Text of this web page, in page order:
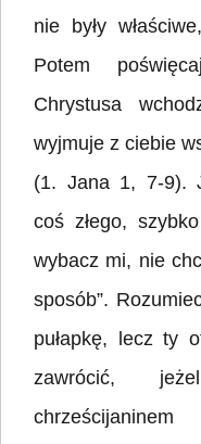
nie były
Potem
Chrystusa
wyjmuje z ciebie
(1. Jana 1, 7-9).
coś złego,
wybacz mi, nie
sposób”.
pułapkę, lecz ty
zawrócić,